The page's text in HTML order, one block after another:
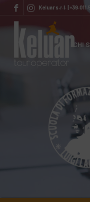
Keluar s.r.l. |
CHI